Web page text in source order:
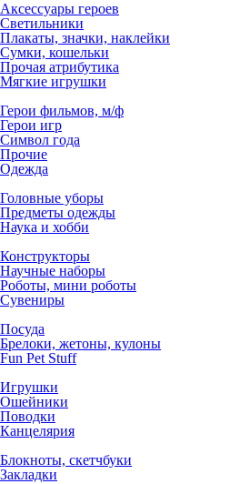
Аксессуары героев
Светильники
Плакаты, значки, наклейки
Сумки, кошельки
Прочая атрибутика
Мягкие игрушки
Герои фильмов, м/ф
Герои игр
Символ года
Прочие
Одежда
Головные уборы
Предметы одежды
Наука и хобби
Конструкторы
Научные наборы
Роботы, мини роботы
Сувениры
Посуда
Брелоки, жетоны, кулоны
Fun Pet Stuff
Игрушки
Ошейники
Поводки
Канцелярия
Блокноты, скетчбуки
Закладки